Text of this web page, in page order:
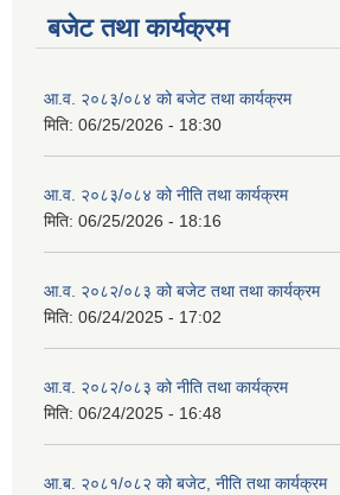
बजेट तथा कार्यक्रम
आ.व. २०८३/०८४ को बजेट तथा कार्यक्रम
मिति: 06/25/2026 - 18:30
आ.व. २०८३/०८४ को नीति तथा कार्यक्रम
मिति: 06/25/2026 - 18:16
आ.व. २०८२/०८३ को बजेट तथा तथा कार्यक्रम
मिति: 06/24/2025 - 17:02
आ.व. २०८२/०८३ को नीति तथा कार्यक्रम
मिति: 06/24/2025 - 16:48
आ.ब. २०८१/०८२ को बजेट, नीति तथा कार्यक्रम